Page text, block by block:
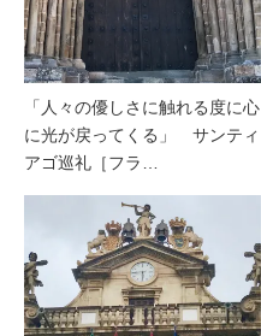
「人々の優しさに触れる度に心
に光が戻ってくる」 サンティ
アゴ巡礼［フラ…